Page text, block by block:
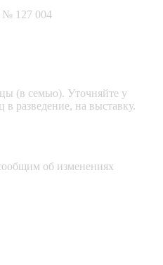
№ 127 004
(в семью). Уточняйте у
разведение, на выставку.
об изменениях